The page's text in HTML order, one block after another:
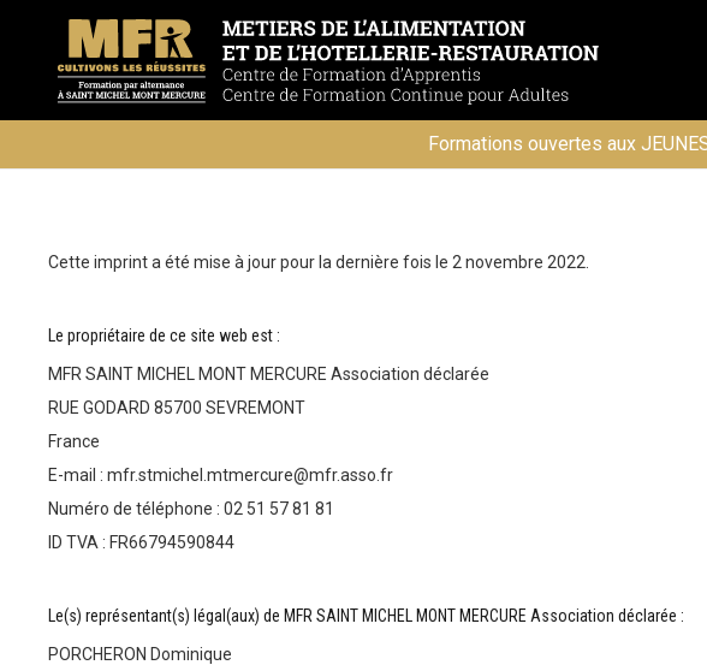
Formations ouvertes aux
Cette imprint a été mise à jour pour la dernière fois le 2 novembre 2022.
Le propriétaire de ce site web est :
MFR SAINT MICHEL MONT MERCURE Association déclarée
RUE GODARD 85700 SEVREMONT
France
E-mail : mfr.stmichel.mtmercure@mfr.asso.fr
Numéro de téléphone : 02 51 57 81 81
ID TVA : FR66794590844
Le(s) représentant(s) légal(aux) de MFR SAINT MICHEL MONT MERCURE Association déclarée :
PORCHERON Dominique